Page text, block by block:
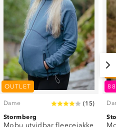
OUTLET
Dame (15)
Stormberg
Mobu utvidbar fleecejakke